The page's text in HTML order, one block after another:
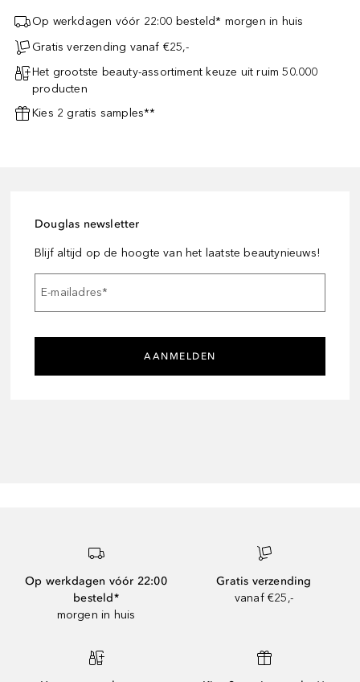
Op werkdagen vóór 22:00 besteld* morgen in huis
Gratis verzending vanaf €25,-
Het grootste beauty-assortiment keuze uit ruim 50.000
producten
Kies 2 gratis samples**
Douglas newsletter
Blijf altijd op de hoogte van het laatste beautynieuws!
E-mailadres*
AANMELDEN
Op werkdagen vóór 22:00
besteld*
morgen in huis
Gratis verzending
vanaf €25,-